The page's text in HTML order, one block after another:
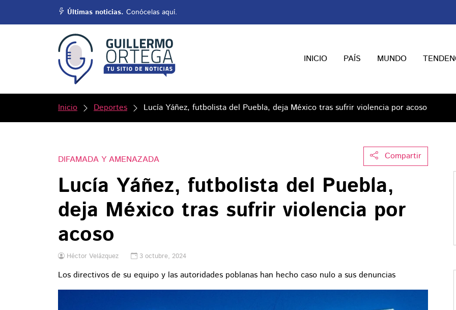
Últimas noticias. Conócelas aquí.
INICIO PAÍS MUNDO
Inicio Deportes Lucía Yáñez, futbolista del Puebla, deja México tras sufrir violencia por acoso
Compartir
DIFAMADA Y AMENAZADA
Lucía Yáñez, futbolista del Puebla,
deja México tras sufrir violencia por
acoso
Héctor Velázquez 3 octubre, 2024
Los directivos de su equipo y las autoridades poblanas han hecho caso nulo a sus denuncias